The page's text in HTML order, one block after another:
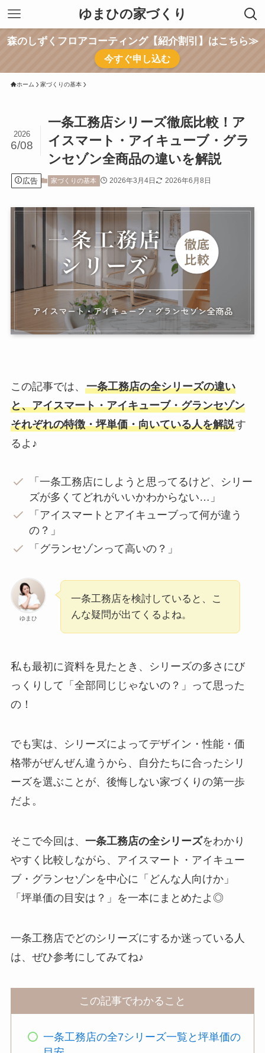
ゆまひの家づくり
森のしずくフロアコーティング【紹介割引】はこちら≫
今すぐ申し込む
ホーム 家づくりの基本
一条工務店シリーズ徹底比較！ア
イスマート・アイキューブ・グラ
ンセゾン全商品の違いを解説
2026
6/08
広告 家づくりの基本 2026年3月4日 2026年6月8日
この記事では、 一条工務店の全シリーズの違い
と、アイスマート・アイキューブ・グランセゾン
それぞれの特徴・坪単価・向いている人を解説す
るよ♪
「一条工務店にしようと思ってるけど、シリー
ズが多くてどれがいいかわからない…」
「アイスマートとアイキューブって何が違う
の？」
「グランセゾンって高いの？」
ゆまひ
一条工務店を検討していると、こ
んな疑問が出てくるよね。
私も最初に資料を見たとき、シリーズの多さにび
っくりして「全部同じじゃないの？」って思った
の！
でも実は、シリーズによってデザイン・性能・価
格帯がぜんぜん違うから、自分たちに合ったシリ
ーズを選ぶことが、後悔しない家づくりの第一歩
だよ。
そこで今回は、 一条工務店の全シリーズをわかり
やすく比較しながら、アイスマート・アイキュー
ブ・グランセゾンを中心に「どんな人向けか」
「坪単価の目安は？」を一本にまとめたよ◎
一条工務店でどのシリーズにするか迷っている人
は、ぜひ参考にしてみてね♪
この記事でわかること
一条工務店の全7シリーズ一覧と坪単価の